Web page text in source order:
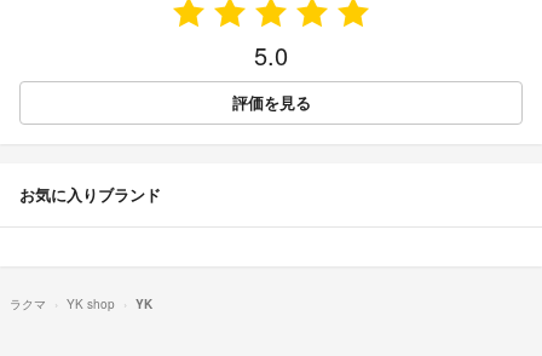
5.0
評価を見る
お気に入りブランド
ラクマ YK shop YK